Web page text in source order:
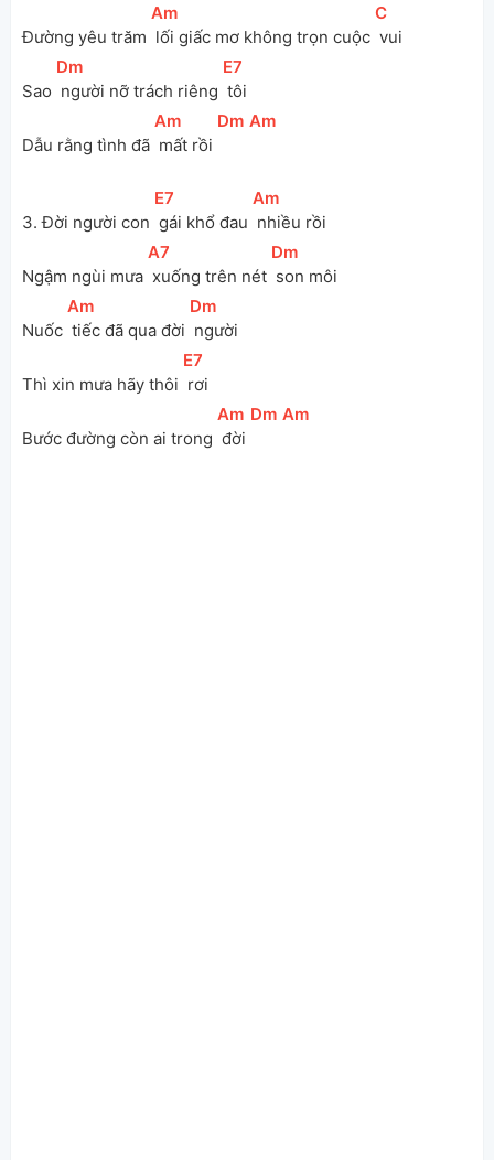
Đường yêu trăm
[
Am
lối giấc mơ không trọn cuộc
[
C
vui
Sao
[Dm
người nỡ trách riêng
[E7
tôi
Dẫu rằng tình đã
[
Am
mất rồi
[Dm ]
[
Am
3. Đời người con
[E7
gái khổ đau
[
Am
nhiều rồi
Ngậm ngùi mưa
[
A7
xuống trên nét
[Dm
son môi
Nuốc
[
Am
tiếc đã qua đời
[Dm
người
Thì xin mưa hãy thôi
[E7
rơi
Bước đường còn ai trong
[
Am ]
đời
[Dm ]
[
Am